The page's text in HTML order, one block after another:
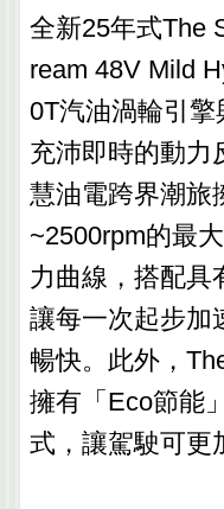
全新25年式The
ream 48V Mild
0T汽油渦輪引
充沛即時的動力
慧油電跨界潮旅
~2500rpm的最
力曲線，搭配具
讓每一次起步加
暢快。此外，
擁有「Eco節能
式，讓駕駛可更